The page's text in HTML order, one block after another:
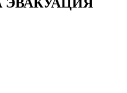
ЭВАКУАЦИЯ